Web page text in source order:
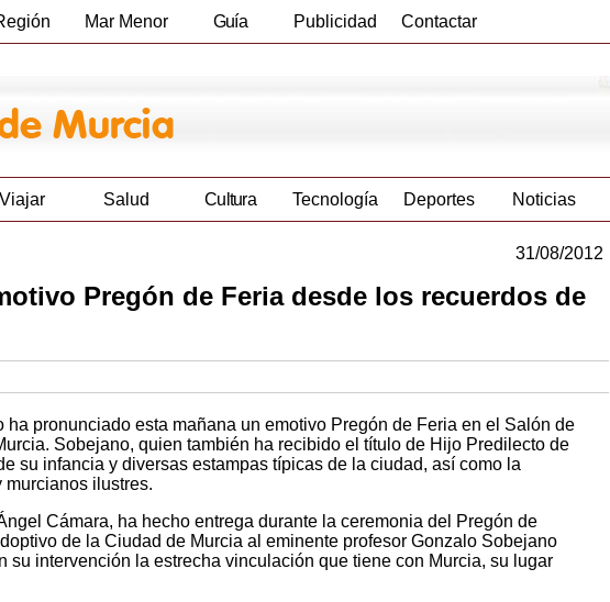
Mar Menor Guía Publicidad Contactar
Viajar Salud Cultura Tecnología Deportes Noticias
31/08/2012
Pregón de Feria desde los recuerdos de
ha pronunciado esta mañana un emotivo Pregón de Feria en el Salón de
Sobejano, quien también ha recibido el título de Hijo Predilecto de
su infancia y diversas estampas típicas de la ciudad, así como la
murcianos ilustres.
Cámara, ha hecho entrega durante la ceremonia del Pregón de
de la Ciudad de Murcia al eminente profesor Gonzalo Sobejano
su intervención la estrecha vinculación que tiene con Murcia, su lugar